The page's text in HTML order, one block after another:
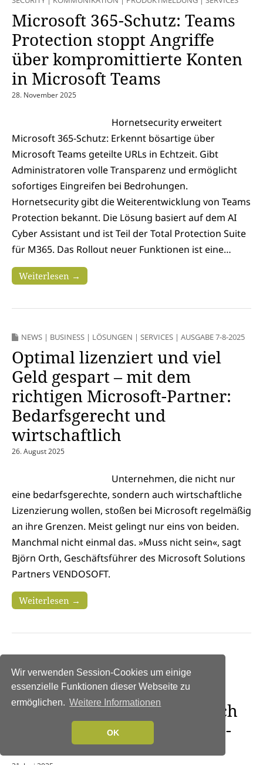
Wir verwenden Session-Cookies um einige
essenzielle Funktionen dieser Webseite zu
ermöglichen. Weitere Informationen
OK
Microsoft 365-Schutz: Teams
Protection stoppt Angriffe
über kompromittierte Konten
in Microsoft Teams
28. November 2025
Hornetsecurity erweitert
Microsoft 365-Schutz: Erkennt bösartige über
Microsoft Teams geteilte URLs in Echtzeit. Gibt
Administratoren volle Transparenz und ermöglicht
sofortiges Eingreifen bei Bedrohungen.
Hornetsecurity gibt die Weiterentwicklung von Teams
Protection bekannt. Die Lösung basiert auf dem AI
Cyber Assistant und ist Teil der Total Protection Suite
für M365. Das Rollout neuer Funktionen ist eine…
Weiterlesen →
NEWS | BUSINESS | LÖSUNGEN | SERVICES | AUSGABE 7-8-2025
Optimal lizenziert und viel
Geld gespart – mit dem
richtigen Microsoft-Partner:
Bedarfsgerecht und
wirtschaftlich
26. August 2025
Unternehmen, die nicht nur
eine bedarfsgerechte, sondern auch wirtschaftliche
Lizenzierung wollen, stoßen bei Microsoft regelmäßig
an ihre Grenzen. Meist gelingt nur eins von beiden.
Manchmal nicht einmal das. »Muss nicht sein«, sagt
Björn Orth, Geschäftsführer des Microsoft Solutions
Partners VENDOSOFT.
Weiterlesen →
GOVERNMENT|AUSGABE 5-6-2025
Wie die Große Kreisstadt
Germering Microsoft endlich
in den Griff bekam – Lizenz-
Wirrwarr ade